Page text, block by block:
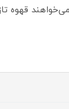
قهوه